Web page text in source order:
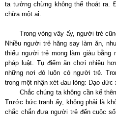
ta tưởng chừng không thể thoát ra.
chừa một ai.
Trong vòng vây ấy, người trẻ
Nhiều người trẻ hăng say làm ăn,
thiếu người trẻ mong làm giàu
pháp luật. Tụ điểm ăn chơi nhiều
những nơi đó luôn có người trẻ.
trong một nhận xét đau lòng: Đạo đức
Chắc chúng ta không cần kể
Trước bức tranh ấy, không phải là
chắc chắn đưa người trẻ đến cuộc